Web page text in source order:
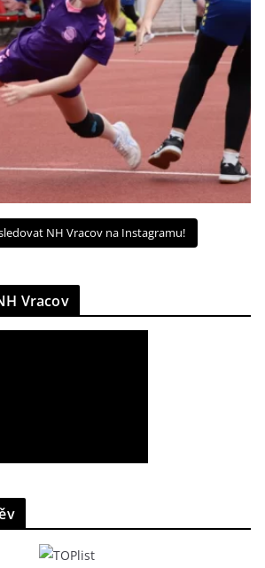
NH Vracov na Instagramu!
Vracov